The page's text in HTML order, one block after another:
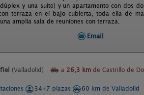
y una suite) y un apartamento con dos
terraza en el bajo cubierta, toda ella de
amplia sala de reuniones con terraza.
Email
(Valladolid) a 26,3 km de Castrillo de
34+7 plazas
60 km de Valladolid